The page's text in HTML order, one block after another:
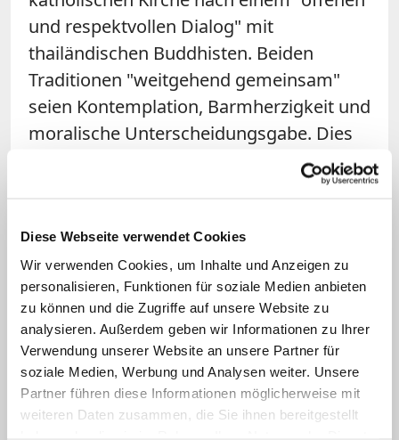
Diese Webseite verwendet Cookies
Wir verwenden Cookies, um Inhalte und Anzeigen zu
personalisieren, Funktionen für soziale Medien anbieten
zu können und die Zugriffe auf unsere Website zu
analysieren. Außerdem geben wir Informationen zu Ihrer
Verwendung unserer Website an unsere Partner für
soziale Medien, Werbung und Analysen weiter. Unsere
Partner führen diese Informationen möglicherweise mit
weiteren Daten zusammen, die Sie ihnen bereitgestellt
und respektvollen Dialog" mit
thailändischen Buddhisten. Beiden
Traditionen "weitgehend gemeinsam"
seien Kontemplation, Barmherzigkeit und
moralische Unterscheidungsgabe. Dies
Papst. Weiter sprach er sich für karitative
und ökologische Initiativen aus.
"Religionen, insofern sie Förderer und
Garanten der Brüderlichkeit sind",
könnten sich "immer mehr als
Leuchttürme der Hoffnung erweisen", so
das Kirchenoberhaupt. Gleichzeitig
bedankte sich Franziskus für die